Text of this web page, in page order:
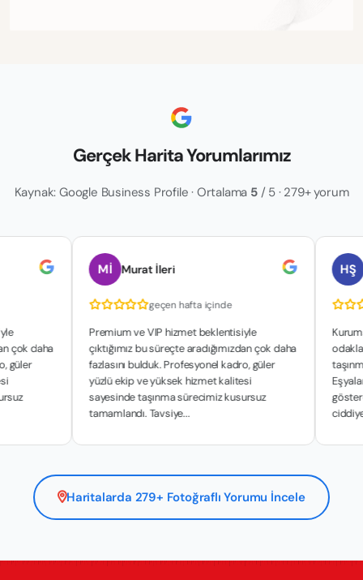
Gerçek Harita Yorumlarımız
Kaynak: Google Business Profile · Ortalama 5/ 5 · 279+ yorum
Murat İleri
geçen hafta içinde
Premium ve VIP hizmet beklentisiyle
çıktığımız bu süreçte aradığımızdan çok daha
fazlasını bulduk. Profesyonel kadro, güler
yüzlü ekip ve yüksek hizmet kalitesi
sayesinde taşınma sürecimiz kusursuz
tamamlandı. Tavsiye...
hakan
Kurumsal
odaklanan
taşınma
gösterdikleri
ciddiyetle y...
Haritalarda 279+ Fotoğraflı Yorumu İncele